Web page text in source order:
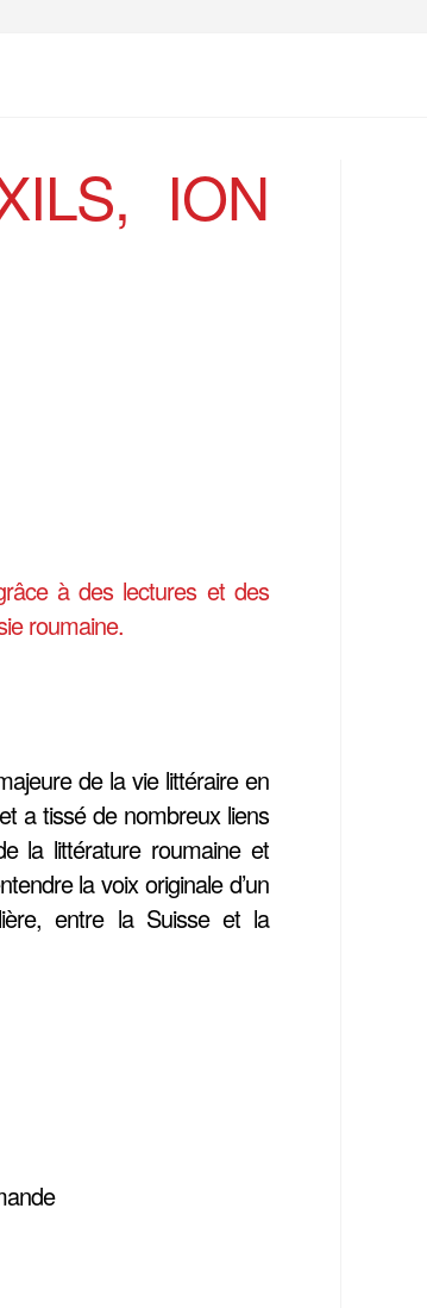
ION
à des lectures et des
roumaine.
de la vie littéraire en
a tissé de nombreux liens
la littérature roumaine et
la voix originale d’un
entre la Suisse et la